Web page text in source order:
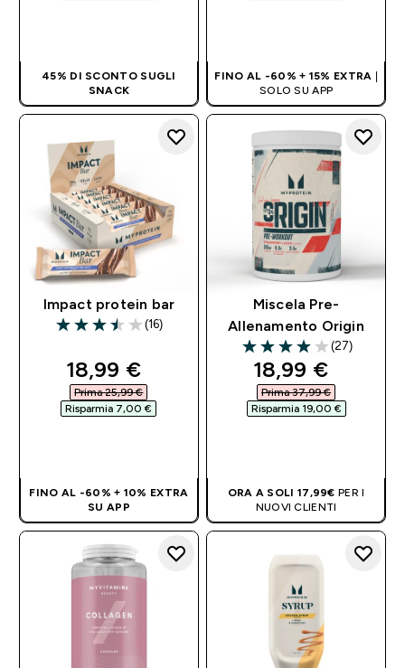
45% DI SCONTO SUGLI
SNACK
FINO AL -60% + 15% EXTRA
SOLO SU APP
Impact protein bar
3.5 out of 5 stars
(16)
discounted price
18,99 €‎
Prima 25,99 €‎
Risparmia 7,00 €‎
FINO AL -60% + 10% EXTRA
SU APP
Miscela Pre-
Allenamento Origin
4 out of 5 stars
(27)
discounted
18,99 €‎
Prima 37,99 €‎
Risparmia 19,00 €‎
ORA A SOLI 17,99€ PER I
NUOVI CLIENTI